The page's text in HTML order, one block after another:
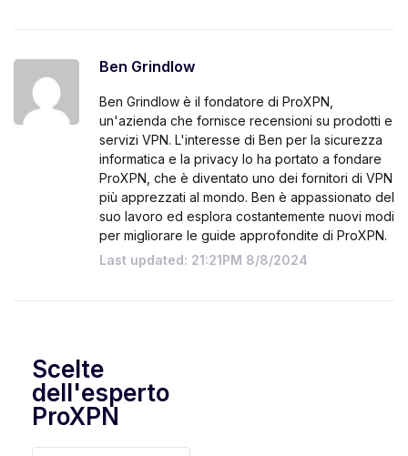
Ben Grindlow
Ben Grindlow è il fondatore di ProXPN,
un'azienda che fornisce recensioni su prodotti e
servizi VPN. L'interesse di Ben per la sicurezza
informatica e la privacy lo ha portato a fondare
ProXPN, che è diventato uno dei fornitori di VPN
più apprezzati al mondo. Ben è appassionato del
suo lavoro ed esplora costantemente nuovi modi
per migliorare le guide approfondite di ProXPN.
Last updated: 21:21PM 8/8/2024
Scelte
dell'esperto
ProXPN